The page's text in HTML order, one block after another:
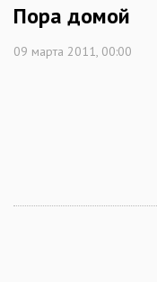
Пора домой
09 марта 2011, 00:00